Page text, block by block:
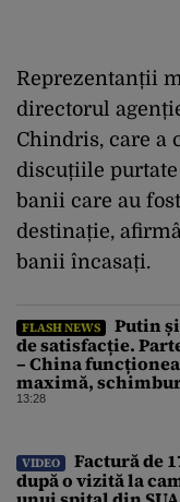
Reprezentanții
directorul
Chindris, care a
discuțiile
banii care au
destinație,
banii încasați.
FLASH NEWS
Putin
de satisfacție.
– China
maximă,
ating niveluri
13:28
VIDEO
Factură de
după o vizită la